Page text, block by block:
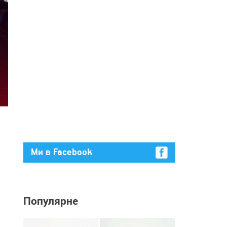
Ми в Facebook
Популярне